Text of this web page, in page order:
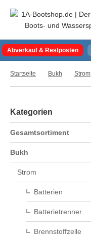
Abverkauf & Restposten
Startseite Bukh Strom
Kategorien
Gesamtsortiment
Bukh
Strom
Batterien
Batterietrenner
Brennstoffzelle